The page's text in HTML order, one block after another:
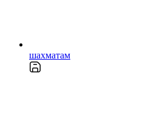
шахматам